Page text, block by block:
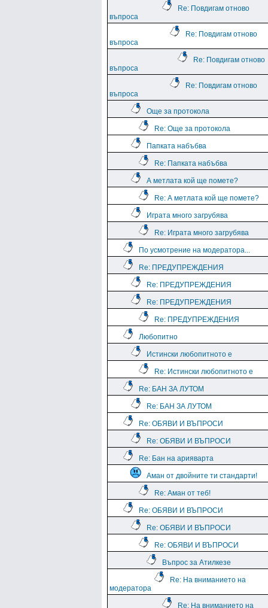
Re: Повдигам отново
въпроса
Re: Повдигам отново
въпроса
Re: Повдигам отново
въпроса
Re: Повдигам отново
въпроса
Още за протокола
Re: Още за протокола
Папката набъбва
Re: Папката набъбва
А метлата кой ще помете?
Re: А метлата кой ще помете?
Играта много загрубява
Re: Играта много загрубява
По усмотрение на модератора...
Re: ПРЕДУПРЕЖДЕНИЯ
Re: ПРЕДУПРЕЖДЕНИЯ
Re: ПРЕДУПРЕЖДЕНИЯ
Re: ПРЕДУПРЕЖДЕНИЯ
Любопитно
Истински любопитното е
Re: Истински любопитното е
Re: БАН ЗА ЛУТОМ
Re: БАН ЗА ЛУТОМ
Re: ОБЯВИ И ВЪПРОСИ
Re: ОБЯВИ И ВЪПРОСИ
Re: Бан на арияварта
Аман от двойните ти стандарти!
Re: Аман от теб!
Re: ОБЯВИ И ВЪПРОСИ
Re: ОБЯВИ И ВЪПРОСИ
Re: ОБЯВИ И ВЪПРОСИ
Въпрос за Атилкезе
Re: На вниманието на
модератора
Re: На вниманието на